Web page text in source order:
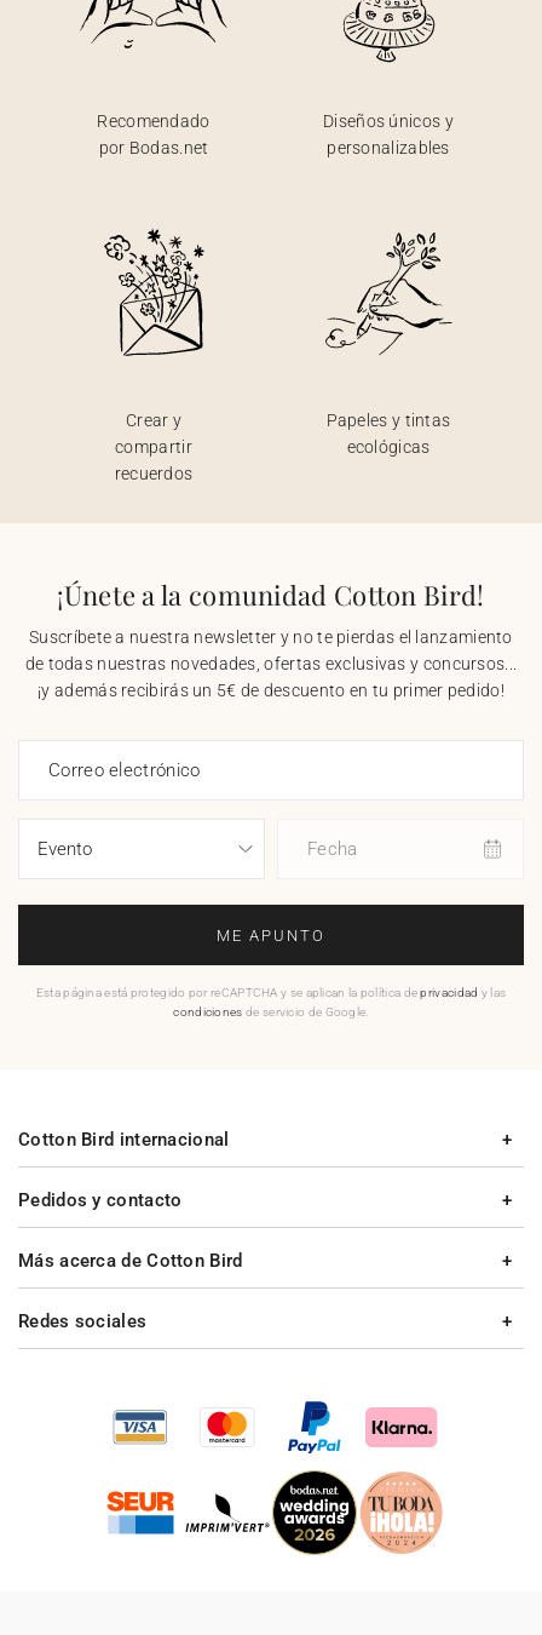
Recomendado
por Bodas.net
Diseños únicos y
personalizables
Crear y
compartir
recuerdos
Papeles y tintas
ecológicas
¡Únete a la comunidad Cotton Bird!
Suscríbete a nuestra newsletter y no te pierdas el lanzamiento
de todas nuestras novedades, ofertas exclusivas y concursos...
¡y además recibirás un 5€ de descuento en tu primer pedido!
Correo electrónico
Fecha
ME APUNTO
Esta página está protegido por reCAPTCHA y se aplican la política deprivacidad y las
condiciones de servicio de Google.
Pedidos y contacto
Más acerca de Cotton Bird
Cotton Bird internacional
Redes sociales